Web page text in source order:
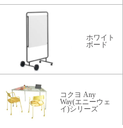
ホワイト
ボード
コクヨ Any
Way(エニーウェ
イ)シリーズ